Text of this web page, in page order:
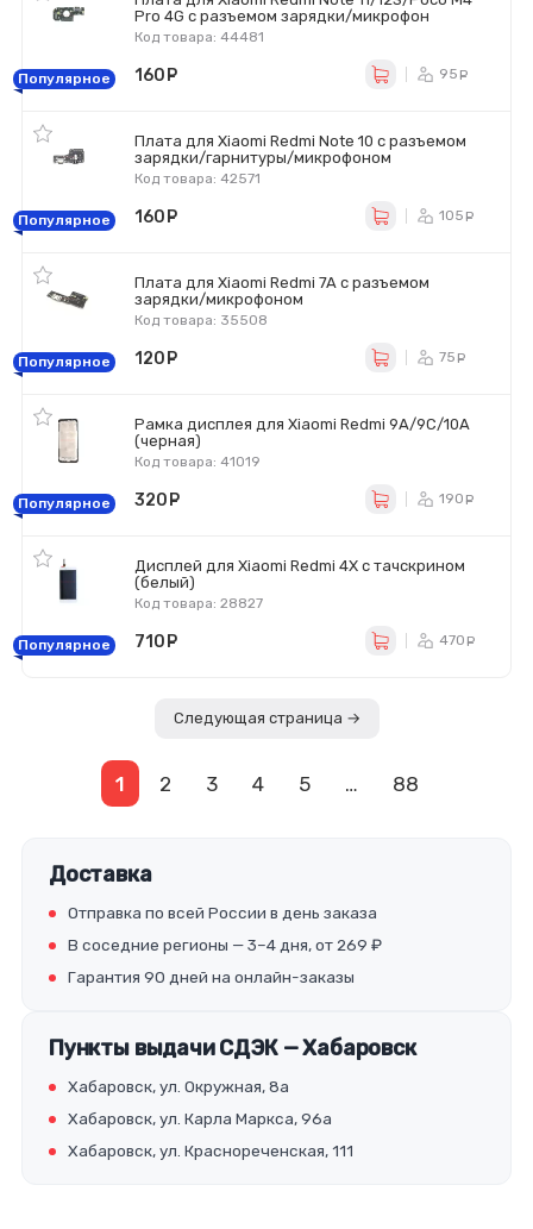
Pro 4G с разъемом зарядки/микрофон
Код товара: 44481
Популярное 160 95
Плата для Xiaomi Redmi Note 10 с разъемом
зарядки/гарнитуры/микрофоном
Код товара: 42571
Популярное 160 105
Плата для Xiaomi Redmi 7A с разъемом
зарядки/микрофоном
Код товара: 35508
Популярное 120 75
Рамка дисплея для Xiaomi Redmi 9A/9C/10A
(черная)
Код товара: 41019
Популярное 320 190
Дисплей для Xiaomi Redmi 4X с тачскрином
(белый)
Код товара: 28827
Популярное 710 470
Следующая страница →
1 2 3 4 5 … 88
Доставка
Отправка по всей России в день заказа
В соседние регионы — 3–4 дня, от 269 ₽
Гарантия 90 дней на онлайн-заказы
Пункты выдачи СДЭК — Хабаровск
Хабаровск, ул. Окружная, 8а
Хабаровск, ул. Карла Маркса, 96а
Хабаровск, ул. Краснореченская, 111